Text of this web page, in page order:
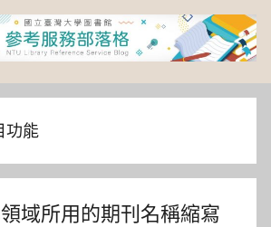
功能
域所用的期刊名稱縮寫